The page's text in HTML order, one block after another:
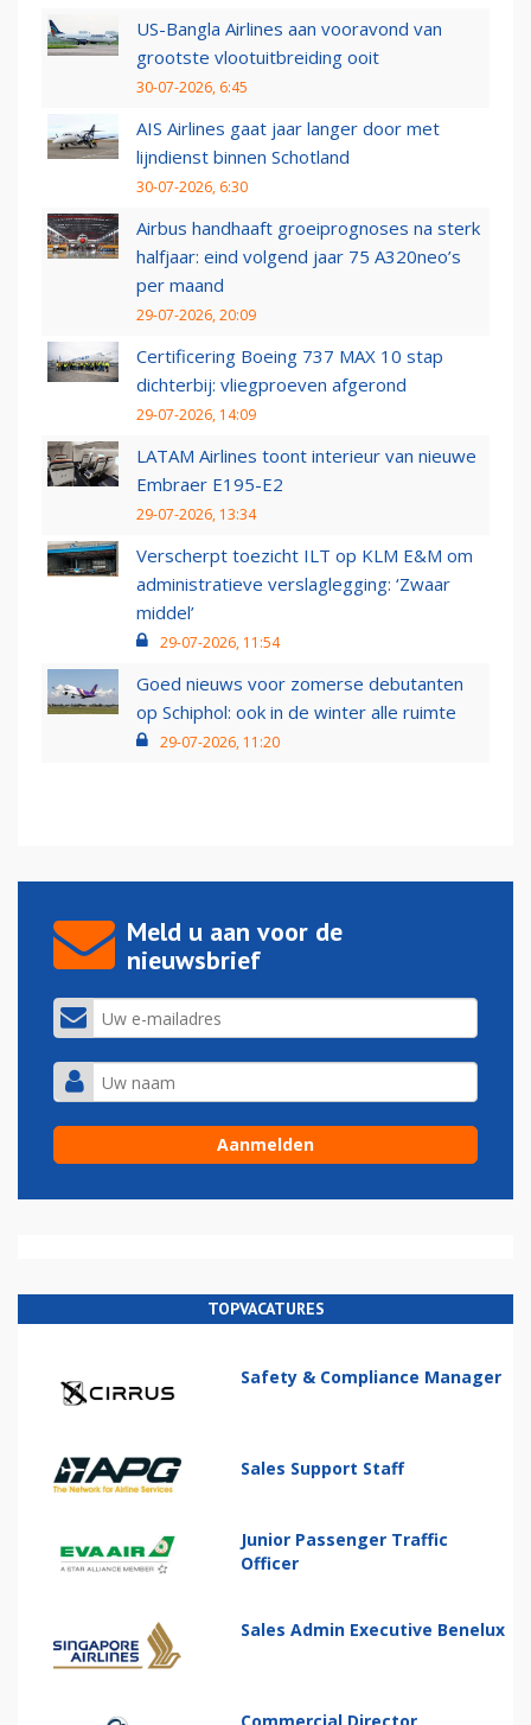
US-Bangla Airlines aan vooravond van
grootste vlootuitbreiding ooit
30-07-2026, 6:45
AIS Airlines gaat jaar langer door met
lijndienst binnen Schotland
30-07-2026, 6:30
Airbus handhaaft groeiprognoses na sterk
halfjaar: eind volgend jaar 75 A320neo’s
per maand
29-07-2026, 20:09
Certificering Boeing 737 MAX 10 stap
dichterbij: vliegproeven afgerond
29-07-2026, 14:09
LATAM Airlines toont interieur van nieuwe
Embraer E195-E2
29-07-2026, 13:34
Verscherpt toezicht ILT op KLM E&M om
administratieve verslaglegging: ‘Zwaar
middel’
29-07-2026, 11:54
Goed nieuws voor zomerse debutanten
op Schiphol: ook in de winter alle ruimte
29-07-2026, 11:20
Meld u aan voor de
nieuwsbrief
TOPVACATURES
Safety & Compliance Manager
Sales Support Staff
Junior Passenger Traffic
Officer
Sales Admin Executive Benelux